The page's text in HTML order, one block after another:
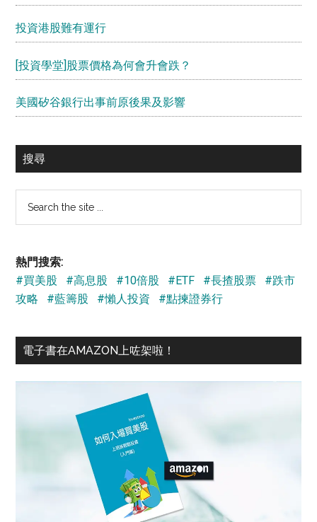
投資港股難有運行
[投資學堂]股票價格為何會升會跌？
美國矽谷銀行出事前原後果及影響
搜尋
...
熱門搜索:
#買美股
#高息股 #10倍股 #ETF #長揸股票
#跌市
攻略
#藍籌股 #懶人投資 #點揀證券行
電子書在AMAZON上咗架啦！